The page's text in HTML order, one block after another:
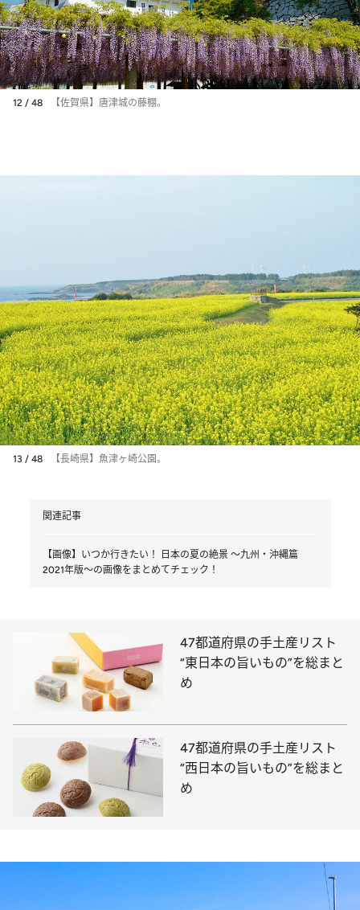
12 / 48 【佐賀県】唐津城の藤棚。
13 / 48 【長崎県】魚津ヶ崎公園。
関連記事
【画像】いつか行きたい！ 日本の夏の絶景 ～九州・沖縄篇
2021年版～の画像をまとめてチェック！
47都道府県の手土産リスト
“東日本の旨いもの”を総まと
め
47都道府県の手土産リスト
“西日本の旨いもの”を総まと
め